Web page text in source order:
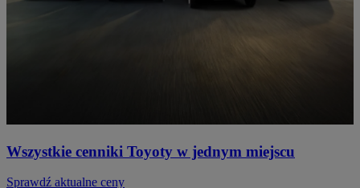
Wszystkie cenniki Toyoty w jednym miejscu
Sprawdź aktualne ceny